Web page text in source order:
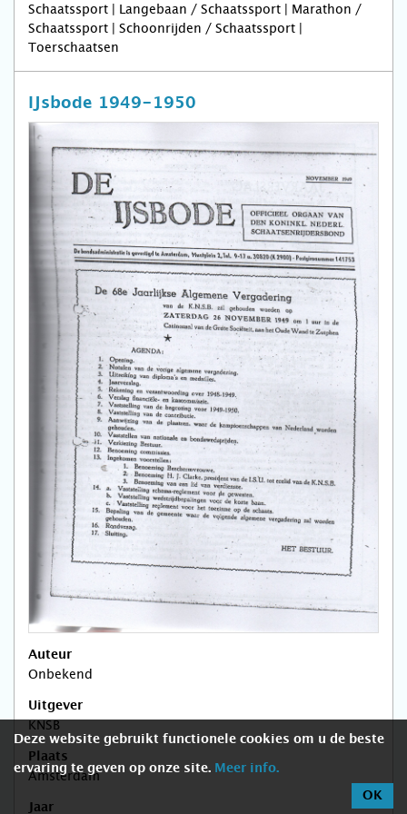
Schaatssport | Langebaan / Schaatssport | Marathon /
Schaatssport | Schoonrijden / Schaatssport |
Toerschaatsen
IJsbode 1949-1950
Auteur
Onbekend
Uitgever
KNSB
Plaats
Amsterdam
Jaar
Deze website gebruikt functionele cookies om u de beste
ervaring te geven op onze site. Meer info.
OK